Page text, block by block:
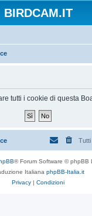
BIRDCAM.IT
tutti i cookie di questa
Tutti
® Forum Software © phpBB
Italiana phpBB-Italia.it
Privacy | Condizioni